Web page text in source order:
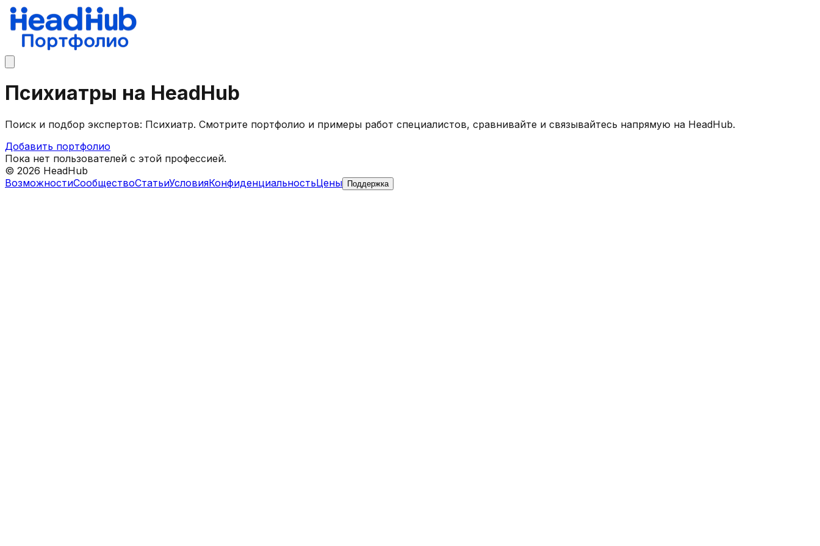
Психиатры на HeadHub
Поиск и подбор экспертов: Психиатр. Смотрите портфолио и примеры работ специалистов, сравнивайте и связывайтесь напрямую на HeadHub.
Добавить портфолио
Пока нет пользователей с этой профессией.
© 2026 HeadHub
ВозможностиСообществоСтатьиУсловияКонфиденциальностьЦены Поддержка